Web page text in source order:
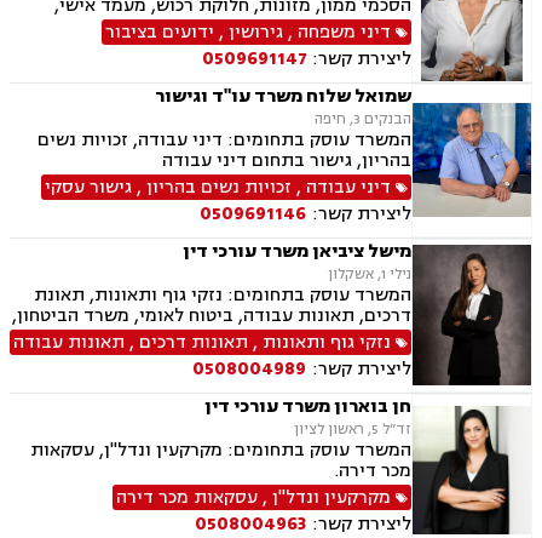
תיאום הורי, זמני שהות, אלימות במשפחה, ניכור
הורי, אפוטרופסות, ירושות וצוואות, גישור במשפחה,
ליטיגציה, ייפוי כוח מתמשך
דיני משפחה ,גירושין, ידועים בציבור
ליצירת קשר: 0509691147
שמואל שלוח משרד עו"ד וגישור
הבנקים 3, חיפה
המשרד עוסק בתחומים: דיני עבודה, זכויות נשים
בהריון, גישור בתחום דיני עבודה
דיני עבודה , זכויות נשים בהריון,גישור עסקי
ליצירת קשר: 0509691146
מישל ציביאן משרד עורכי דין
נילי 1, אשקלון
המשרד עוסק בתחומים: נזקי גוף ותאונות, תאונת
דרכים, תאונות עבודה, ביטוח לאומי, משרד הביטחון,
נכי צה"ל, נזקי רכוש, ירושות וצוואות, ייפוי כוח
מתמשך, תאונות עקב רשלנות, תאונות תלמידים.
נזקי גוף ותאונות , תאונות דרכים , תאונות עבודה
ליצירת קשר: 0508004989
חן בוארון משרד עורכי דין
זד”ל 5, ראשון לציון
המשרד עוסק בתחומים: מקרקעין ונדל"ן, עסקאות
מכר דירה.
מקרקעין ונדל"ן,עסקאות מכר דירה
ליצירת קשר: 0508004963